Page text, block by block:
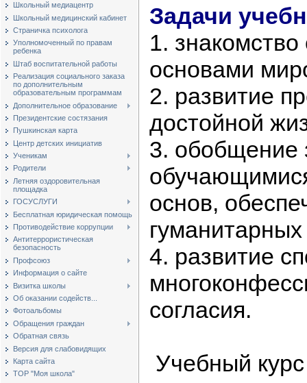
Школьный медиацентр
Школьный медицинский кабинет
Страничка психолога
Уполномоченный по правам
ребенка
Штаб воспитательной работы
Реализация социального заказа
по дополнительным
образовательным программам
Дополнительное образование
Президентские состязания
Пушкинская карта
Центр детских инициатив
Ученикам
Родители
Летняя оздоровительная
площадка
ГОСУСЛУГИ
Бесплатная юридическая помощь
Противодействие коррупции
Антитеррористическая
безопасность
Профсоюз
Информация о сайте
Визитка школы
Об оказании содейств...
Фотоальбомы
Обращения граждан
Обратная связь
Версия для слабовидящих
Карта сайта
ТОР "Моя школа"
Задачи
1.
основами
2. развитие
достойной
3. обобщение
основ,
4. развитие
согласия.
Учебный